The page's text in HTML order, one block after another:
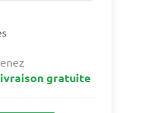
gratuite